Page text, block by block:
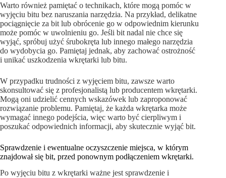
Warto również pamiętać o technikach, które mogą pomóc w
wyjęciu bitu bez naruszania narzędzia. Na przykład, delikatne
pociągnięcie za bit lub obrócenie go w odpowiednim kierunku
może pomóc w uwolnieniu go. Jeśli bit nadal nie chce się
wyjąć, spróbuj użyć śrubokręta lub innego małego narzędzia
do wydobycia go. Pamiętaj jednak, aby zachować ostrożność
i unikać uszkodzenia wkrętarki lub bitu.
W przypadku trudności z wyjęciem bitu, zawsze warto
skonsultować się z profesjonalistą lub producentem wkrętarki.
Mogą oni udzielić cennych wskazówek lub zaproponować
rozwiązanie problemu. Pamiętaj, że każda wkrętarka może
wymagać innego podejścia, więc warto być cierpliwym i
poszukać odpowiednich informacji, aby skutecznie wyjąć bit.
Sprawdzenie i ewentualne oczyszczenie miejsca, w którym
znajdował się bit, przed ponownym podłączeniem wkrętarki.
Po wyjęciu bitu z wkrętarki ważne jest sprawdzenie i